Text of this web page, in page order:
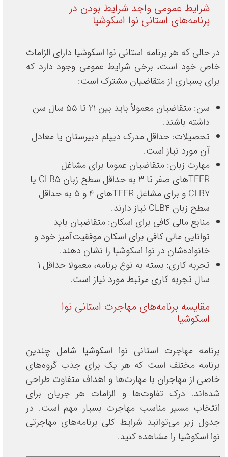
شرایط عمومی واجد شرایط بودن در
برنامه‌های استانی نوا اسکوشیا
در حالی که هر برنامه استانی نوا اسکوشیا دارای الزامات
خاص خود است، برخی شرایط عمومی وجود دارد که
برای بسیاری از متقاضیان مشترک است:
سن: متقاضیان معمولاً باید بین ۲۱ تا ۵۵ سال سن
داشته باشند.
تحصیلات: حداقل مدرک دیپلم دبیرستان یا معادل
آن مورد نیاز است.
مهارت زبان: متقاضیان عموما برای مشاغل
TEERهای صفر تا 3 به حداقل سطح زبان CLB5 یا
CLB7 و برای مشاغل TEERهای 4 و 5 به حداقل
سطح زبان CLB4 نیاز دارند.
منابع مالی کافی برای اسکان: متقاضیان باید
توانایی مالی کافی برای اسکان موفقیت‌آمیز خود و
خانواده‌شان در نوا اسکوشیا را نشان دهند.
تجربه کاری: بسته به نوع برنامه، معمولا حداقل ۱
سال تجربه کاری مرتبط مورد نیاز است.
مقایسه برنامه‌های مهاجرت استانی نوا
اسکوشیا
برنامه مهاجرت استانی نوا اسکوشیا شامل چندین
برنامه مختلف است که هر یک برای جذب گروه‌های
خاصی از مهاجران با مهارت‌ها و اهداف متفاوت طراحی
شده‌اند. درک تفاوت‌ها و الزامات هر جریان برای
انتخاب مسیر مناسب مهاجرت بسیار مهم است. در
جدول زیر می‌توانید شرایط کلی برنامه‌های مهاجرتی
نوا اسکوشیا را مشاهده کنید.